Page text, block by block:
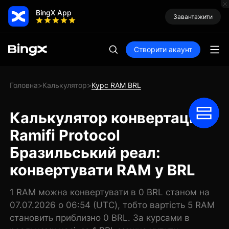
BingX App Завантажити
Створити акаунт
Головна>Калькулятор>Курс RAM BRL
Калькулятор конвертації
Ramifi Protocol
Бразильський реал:
конвертувати RAM у BRL
1 RAM можна конвертувати в 0 BRL станом на
07.07.2026 о 06:54 (UTC), тобто вартість 5 RAM
становить приблизно 0 BRL. За курсами в